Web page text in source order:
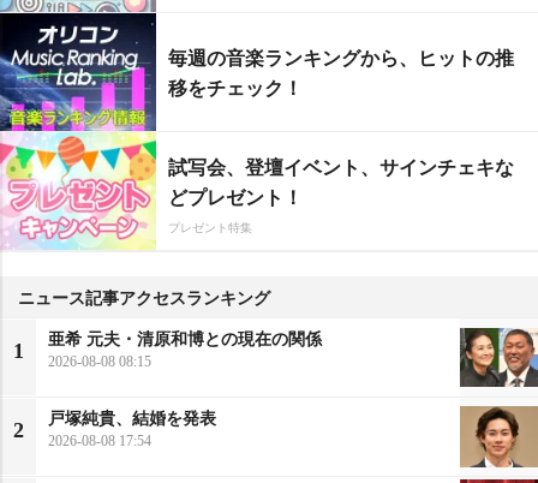
毎週の音楽ランキングから、ヒットの推
移をチェック！
試写会、登壇イベント、サインチェキな
どプレゼント！
プレゼント特集
ニュース記事アクセスランキング
1
亜希 元夫・清原和博との現在の関係
2026-08-08 08:15
2
戸塚純貴、結婚を発表
2026-08-08 17:54